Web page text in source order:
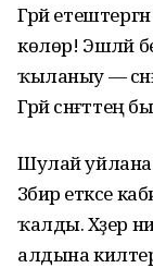
Гәрәй
көлөр! Эшләй
ҡыланыу —
Гәрәй
Шулай уйлана
Зәбир етәксе
ҡалды. Хәҙер
алдына